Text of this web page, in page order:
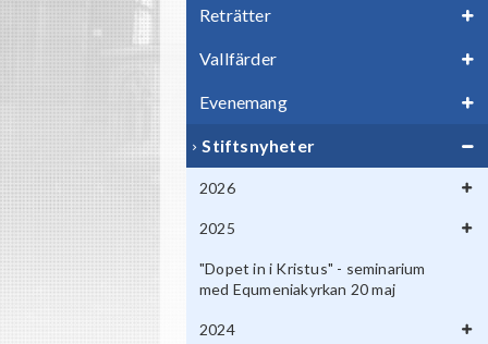
Reträtter
Vallfärder
Evenemang
Stiftsnyheter
2026
2025
"Dopet in i Kristus" - seminarium
med Equmeniakyrkan 20 maj
2024